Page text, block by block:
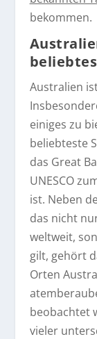
bekommen.
Australien
einiges zu
beliebteste
das Great
UNESCO
ist. Neben
das nicht
weltweit,
gilt, gehört
Orten
beobachtet
vieler